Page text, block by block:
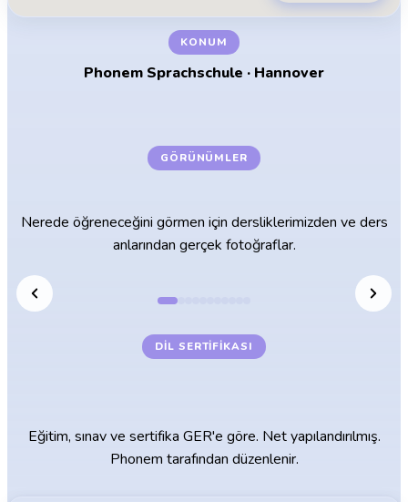
KONUM
Phonem Sprachschule · Hannover
GÖRÜNÜMLER
Nerede öğreneceğini görmen için dersliklerimizden ve ders
anlarından gerçek fotoğraflar.
DIL SERTIFIKASI
Eğitim, sınav ve sertifika GER'e göre. Net yapılandırılmış.
Phonem tarafından düzenlenir.